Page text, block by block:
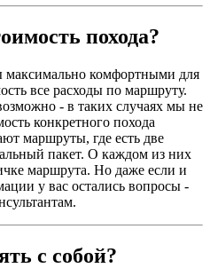
похода?
максимально комфортными для
все расходы по маршруту.
- в таких случаях мы не
конкретного похода
маршруты, где есть две
пакет. О каждом из них
маршрута. Но даже если и
у вас остались вопросы -
с собой?